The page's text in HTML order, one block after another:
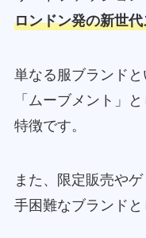
ロンドン発の新世
単なる服ブランド
「ムーブメント」
特徴です。
また、限定販売や
手困難なブランドと